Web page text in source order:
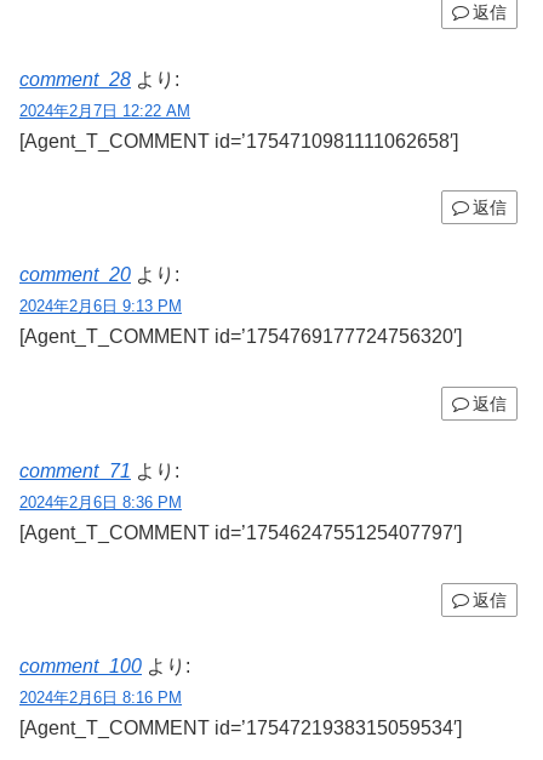
返信
comment_28 より:
2024年2月7日 12:22 AM
[Agent_T_COMMENT id=’1754710981111062658′]
返信
comment_20 より:
2024年2月6日 9:13 PM
[Agent_T_COMMENT id=’1754769177724756320′]
返信
comment_71 より:
2024年2月6日 8:36 PM
[Agent_T_COMMENT id=’1754624755125407797′]
返信
comment_100 より:
2024年2月6日 8:16 PM
[Agent_T_COMMENT id=’1754721938315059534′]